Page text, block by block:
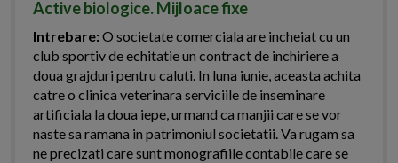
Active biologice. Mijloace fixe
Intrebare:O societate comerciala are incheiat cu un
club sportiv de echitatie un contract de inchiriere a
doua grajduri pentru caluti. In luna iunie, aceasta achita
catre o clinica veterinara serviciile de inseminare
artificiala la doua iepe, urmand ca manjii care se vor
naste sa ramana in patrimoniul societatii. Va rugam sa
ne precizati care sunt monografiile contabile care se